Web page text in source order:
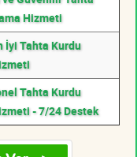
Hizmeti
İyi Tahta Kurdu
Tahta Kurdu
- 7/24 Destek